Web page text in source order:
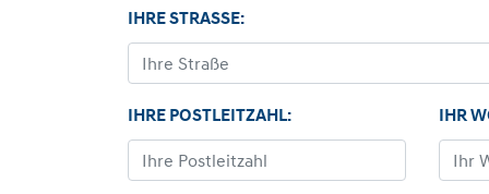
IHRE STRASSE:
IHRE POSTLEITZAHL: IHR